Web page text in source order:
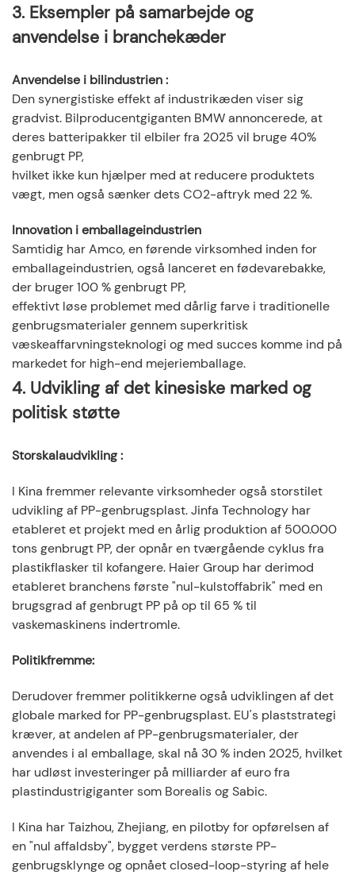
3. Eksempler på samarbejde og
anvendelse i branchekæder
Anvendelse i bilindustrien:
Den synergistiske effekt af industrikæden viser sig
gradvist. Bilproducentgiganten BMW annoncerede, at
deres batteripakker til elbiler fra 2025 vil bruge 40%
genbrugt PP,
hvilket ikke kun hjælper med at reducere produktets
vægt, men også sænker dets CO2-aftryk med 22 %.
Innovation i emballageindustrien
Samtidig har Amco, en førende virksomhed inden for
emballageindustrien, også lanceret en fødevarebakke,
der bruger 100 % genbrugt PP,
effektivt løse problemet med dårlig farve i traditionelle
genbrugsmaterialer gennem superkritisk
væskeaffarvningsteknologi og med succes komme ind på
markedet for high-end mejeriemballage.
4. Udvikling af det kinesiske marked og
politisk støtte
Storskalaudvikling:
I Kina fremmer relevante virksomheder også storstilet
udvikling af PP-genbrugsplast. Jinfa Technology har
etableret et projekt med en årlig produktion af 500.000
tons genbrugt PP, der opnår en tværgående cyklus fra
plastikflasker til kofangere. Haier Group har derimod
etableret branchens første "nul-kulstoffabrik" med en
brugsgrad af genbrugt PP på op til 65 % til
vaskemaskinens indertromle.
Politikfremme:
Derudover fremmer politikkerne også udviklingen af ​​det
globale marked for PP-genbrugsplast. EU's plaststrategi
kræver, at andelen af ​​PP-genbrugsmaterialer, der
anvendes i al emballage, skal nå 30 % inden 2025, hvilket
har udløst investeringer på milliarder af euro fra
plastindustrigiganter som Borealis og Sabic.
I Kina har Taizhou, Zhejiang, en pilotby for opførelsen af ​​
en "nul affaldsby", bygget verdens største PP-
genbrugsklynge og opnået closed-loop-styring af hele